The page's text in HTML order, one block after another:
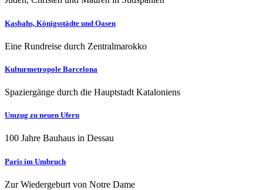
Kasbahs, Königsstädte und Oasen
Eine Rundreise durch Zentralmarokko
Kulturmetropole Barcelona
Spaziergänge durch die Hauptstadt Kataloniens
Umzug zu neuen Ufern
100 Jahre Bauhaus in Dessau
Paris im Umbruch
Zur Wiedergeburt von Notre Dame